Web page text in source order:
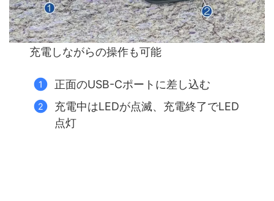
充電しながらの操作も可能
正面のUSB-Cポートに差し込む
充電中はLEDが点滅、充電終了でLED
点灯